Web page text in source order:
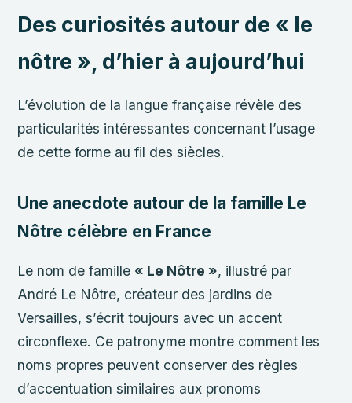
Des curiosités autour de « le
nôtre », d’hier à aujourd’hui
L’évolution de la langue française révèle des
particularités intéressantes concernant l’usage
de cette forme au fil des siècles.
Une anecdote autour de la famille Le
Nôtre célèbre en France
Le nom de famille « Le Nôtre », illustré par
André Le Nôtre, créateur des jardins de
Versailles, s’écrit toujours avec un accent
circonflexe. Ce patronyme montre comment les
noms propres peuvent conserver des règles
d’accentuation similaires aux pronoms